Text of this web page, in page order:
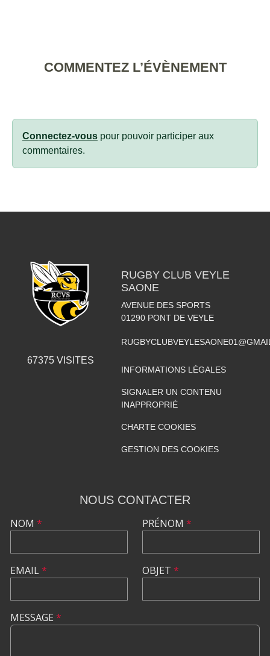
COMMENTEZ L’ÉVÈNEMENT
Connectez-vous pour pouvoir participer aux
commentaires.
67375VISITES
RUGBY CLUB VEYLE
SAONE
AVENUE DES SPORTS
01290 PONT DE VEYLE
INFORMATIONS LÉGALES
SIGNALER UN CONTENU
INAPPROPRIÉ
CHARTE COOKIES
GESTION DES COOKIES
NOUS CONTACTER
NOM *
EMAIL*
PRÉNOM *
OBJET *
MESSAGE *